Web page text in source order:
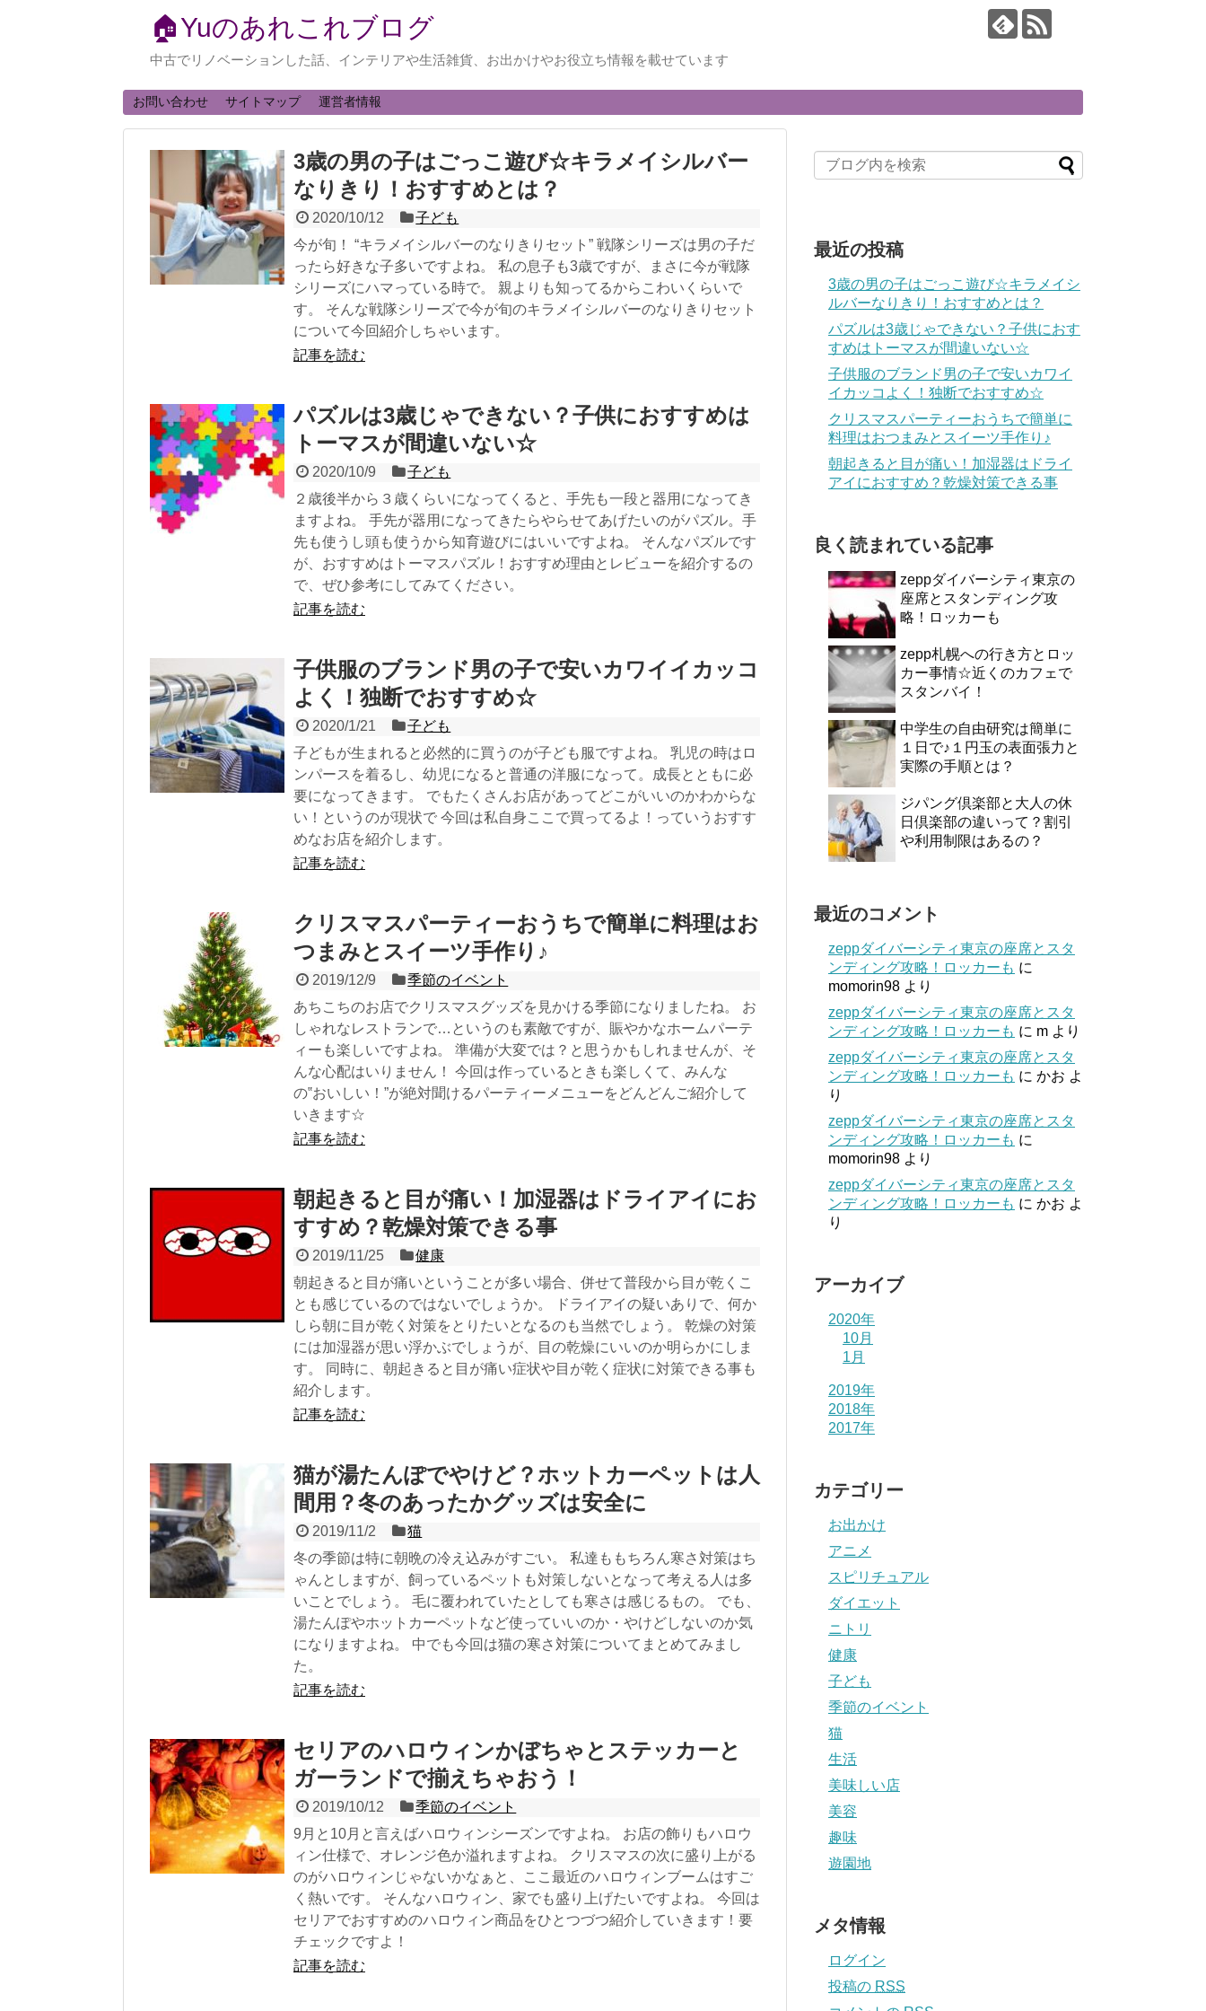
🏠Yuのあれこれブログ
中古でリノベーションした話、インテリアや生活雑貨、お出かけやお役立ち情報を載せています
お問い合わせ サイトマップ 運営者情報
3歳の男の子はごっこ遊び☆キラメイシルバー
なりきり！おすすめとは？
2020/10/12
子ども
今が旬！ “キラメイシルバーのなりきりセット” 戦隊シリーズは男の子だ
ったら好きな子多いですよね。 私の息子も3歳ですが、まさに今が戦隊
シリーズにハマっている時で。 親よりも知ってるからこわいくらいで
す。 そんな戦隊シリーズで今が旬のキラメイシルバーのなりきりセット
について今回紹介しちゃいます。
記事を読む
パズルは3歳じゃできない？子供におすすめは
トーマスが間違いない☆
2020/10/9
子ども
２歳後半から３歳くらいになってくると、手先も一段と器用になってき
ますよね。 手先が器用になってきたらやらせてあげたいのがパズル。手
先も使うし頭も使うから知育遊びにはいいですよね。 そんなパズルです
が、おすすめはトーマスパズル！おすすめ理由とレビューを紹介するの
で、ぜひ参考にしてみてください。
記事を読む
子供服のブランド男の子で安いカワイイカッコ
よく！独断でおすすめ☆
2020/1/21
子ども
子どもが生まれると必然的に買うのが子ども服ですよね。 乳児の時はロ
ンパースを着るし、幼児になると普通の洋服になって。成長とともに必
要になってきます。 でもたくさんお店があってどこがいいのかわからな
い！というのが現状で 今回は私自身ここで買ってるよ！っていうおすす
めなお店を紹介します。
記事を読む
クリスマスパーティーおうちで簡単に料理はお
つまみとスイーツ手作り♪
2019/12/9
季節のイベント
あちこちのお店でクリスマスグッズを見かける季節になりましたね。 お
しゃれなレストランで…というのも素敵ですが、賑やかなホームパーテ
ィーも楽しいですよね。 準備が大変では？と思うかもしれませんが、そ
んな心配はいりません！ 今回は作っているときも楽しくて、みんな
の‟おいしい！”が絶対聞けるパーティーメニューをどんどんご紹介して
いきます☆
記事を読む
朝起きると目が痛い！加湿器はドライアイにお
すすめ？乾燥対策できる事
2019/11/25
健康
朝起きると目が痛いということが多い場合、併せて普段から目が乾くこ
とも感じているのではないでしょうか。 ドライアイの疑いありで、何か
しら朝に目が乾く対策をとりたいとなるのも当然でしょう。 乾燥の対策
には加湿器が思い浮かぶでしょうが、目の乾燥にいいのか明らかにしま
す。 同時に、朝起きると目が痛い症状や目が乾く症状に対策できる事も
紹介します。
記事を読む
猫が湯たんぽでやけど？ホットカーペットは人
間用？冬のあったかグッズは安全に
2019/11/2
猫
冬の季節は特に朝晩の冷え込みがすごい。 私達ももちろん寒さ対策はち
ゃんとしますが、飼っているペットも対策しないとなって考える人は多
いことでしょう。 毛に覆われていたとしても寒さは感じるもの。 でも、
湯たんぽやホットカーペットなど使っていいのか・やけどしないのか気
になりますよね。 中でも今回は猫の寒さ対策についてまとめてみまし
た。
記事を読む
セリアのハロウィンかぼちゃとステッカーと
ガーランドで揃えちゃおう！
2019/10/12
季節のイベント
9月と10月と言えばハロウィンシーズンですよね。 お店の飾りもハロウ
ィン仕様で、オレンジ色か溢れますよね。 クリスマスの次に盛り上がる
のがハロウィンじゃないかなぁと、ここ最近のハロウィンブームはすご
く熱いです。 そんなハロウィン、家でも盛り上げたいですよね。 今回は
セリアでおすすめのハロウィン商品をひとつづつ紹介していきます！要
チェックですよ！
記事を読む
最近の投稿
3歳の男の子はごっこ遊び☆キラメイシ
ルバーなりきり！おすすめとは？
パズルは3歳じゃできない？子供におす
すめはトーマスが間違いない☆
子供服のブランド男の子で安いカワイ
イカッコよく！独断でおすすめ☆
クリスマスパーティーおうちで簡単に
料理はおつまみとスイーツ手作り♪
朝起きると目が痛い！加湿器はドライ
アイにおすすめ？乾燥対策できる事
良く読まれている記事
zeppダイバーシティ東京の
座席とスタンディング攻
略！ロッカーも
zepp札幌への行き方とロッ
カー事情☆近くのカフェで
スタンバイ！
中学生の自由研究は簡単に
１日で♪１円玉の表面張力と
実際の手順とは？
ジパング倶楽部と大人の休
日倶楽部の違いって？割引
や利用制限はあるの？
最近のコメント
zeppダイバーシティ東京の座席とスタ
ンディング攻略！ロッカーも に
momorin98 より
zeppダイバーシティ東京の座席とスタ
ンディング攻略！ロッカーも に m より
zeppダイバーシティ東京の座席とスタ
ンディング攻略！ロッカーも に かお よ
り
zeppダイバーシティ東京の座席とスタ
ンディング攻略！ロッカーも に
momorin98 より
zeppダイバーシティ東京の座席とスタ
ンディング攻略！ロッカーも に かお よ
り
アーカイブ
2020年
10月
1月
2019年
2018年
2017年
カテゴリー
お出かけ
アニメ
スピリチュアル
ダイエット
ニトリ
健康
子ども
季節のイベント
猫
生活
美味しい店
美容
趣味
遊園地
メタ情報
ログイン
投稿の RSS